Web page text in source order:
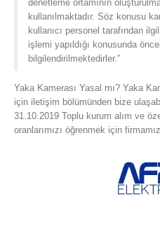
denetleme ortamının
kullanılmaktadır. Söz konusu
kullanıcı personel tarafından
işlemi yapıldığı konusunda
bilgilendirilmektedirler.”
Yaka Kamerası Yasal mı? Yaka
için iletişim bölümünden bize
31.10.2019 Toplu kurum alım ve
oranlarımızı öğrenmek için